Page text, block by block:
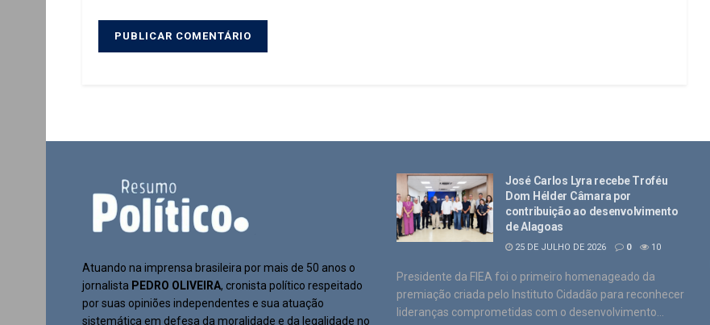
Atuando na imprensa brasileira por mais de 50 anos o
jornalista PEDRO OLIVEIRA, cronista político respeitado
por suas opiniões independentes e sua atuação
sistemática em defesa da moralidade e da legalidade no
José Carlos Lyra recebe Troféu
Dom Hélder Câmara por
contribuição ao desenvolvimento
de Alagoas
25 DE JULHO DE 2026 0 10
Presidente da FIEA foi o primeiro homenageado da
premiação criada pelo Instituto Cidadão para reconhecer
lideranças comprometidas com o desenvolvimento...